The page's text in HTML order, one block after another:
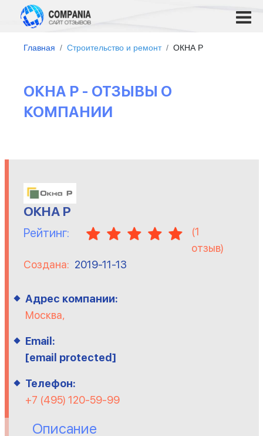
Главная Строительство и ремонт ОКНА Р
ОКНА Р - ОТЗЫВЫ О
КОМПАНИИ
ОКНА Р
Рейтинг: (1
отзыв)
Создана: 2019-11-13
Адрес компании:
Москва,
Email:
[email protected]
Телефон:
+7 (495) 120-59-99
Описание